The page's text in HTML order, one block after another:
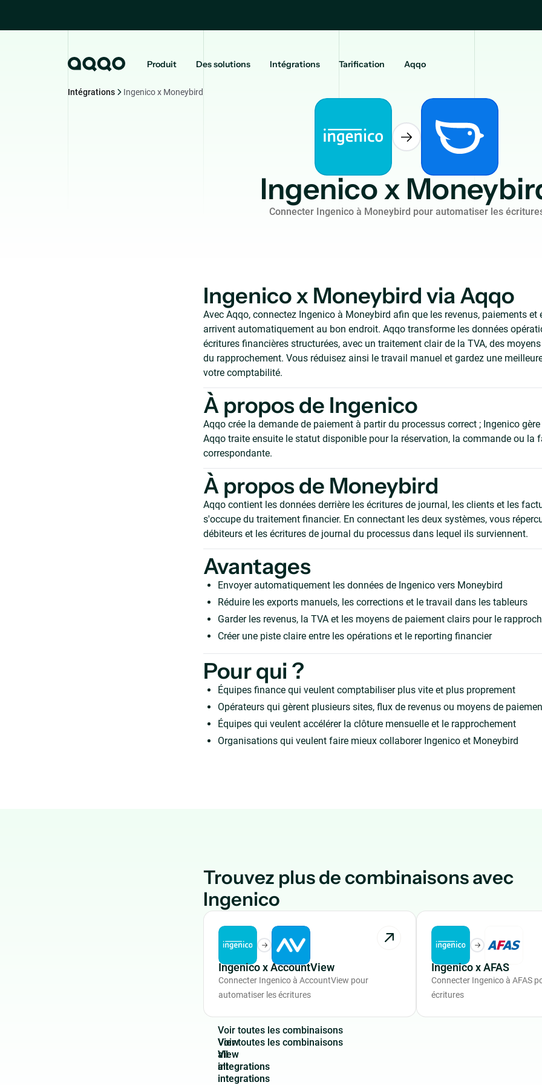
Produit Des solutions Intégrations Tarification Aqqo
Intégrations Ingenico x Moneybird
Ingenico x
Connecter Ingenico à Moneybird pour automatiser les
Ingenico x Moneybird via Aqqo
Avec Aqqo, connectez Ingenico à Moneybird afin que les revenus, paiements et
arrivent automatiquement au bon endroit. Aqqo transforme les données
écritures financières structurées, avec un traitement clair de la TVA, des
du rapprochement. Vous réduisez ainsi le travail manuel et gardez une
votre comptabilité.
À propos de Ingenico
Aqqo crée la demande de paiement à partir du processus correct ; Ingenico
Aqqo traite ensuite le statut disponible pour la réservation, la commande ou la
correspondante.
À propos de Moneybird
Aqqo contient les données derrière les écritures de journal, les clients et les
s'occupe du traitement financier. En connectant les deux systèmes, vous
débiteurs et les écritures de journal du processus dans lequel ils surviennent.
Avantages
Envoyer automatiquement les données de Ingenico vers Moneybird
Réduire les exports manuels, les corrections et le travail dans les tableurs
Garder les revenus, la TVA et les moyens de paiement clairs pour le
Créer une piste claire entre les opérations et le reporting financier
Pour qui ?
Équipes finance qui veulent comptabiliser plus vite et plus proprement
Opérateurs qui gèrent plusieurs sites, flux de revenus ou moyens de
Équipes qui veulent accélérer la clôture mensuelle et le rapprochement
Organisations qui veulent faire mieux collaborer Ingenico et Moneybird
Trouvez plus de combinaisons avec
Ingenico
Ingenico x AccountView
Connecter Ingenico à AccountView pour
automatiser les écritures
Ingenico x AFAS
Connecter Ingenico à AFAS
écritures
Voir toutes les combinaisons
View
all
integrations